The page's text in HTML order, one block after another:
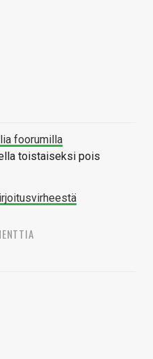
foorumilla
toistaiseksi pois